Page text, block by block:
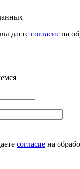
даете согласие на
согласие на